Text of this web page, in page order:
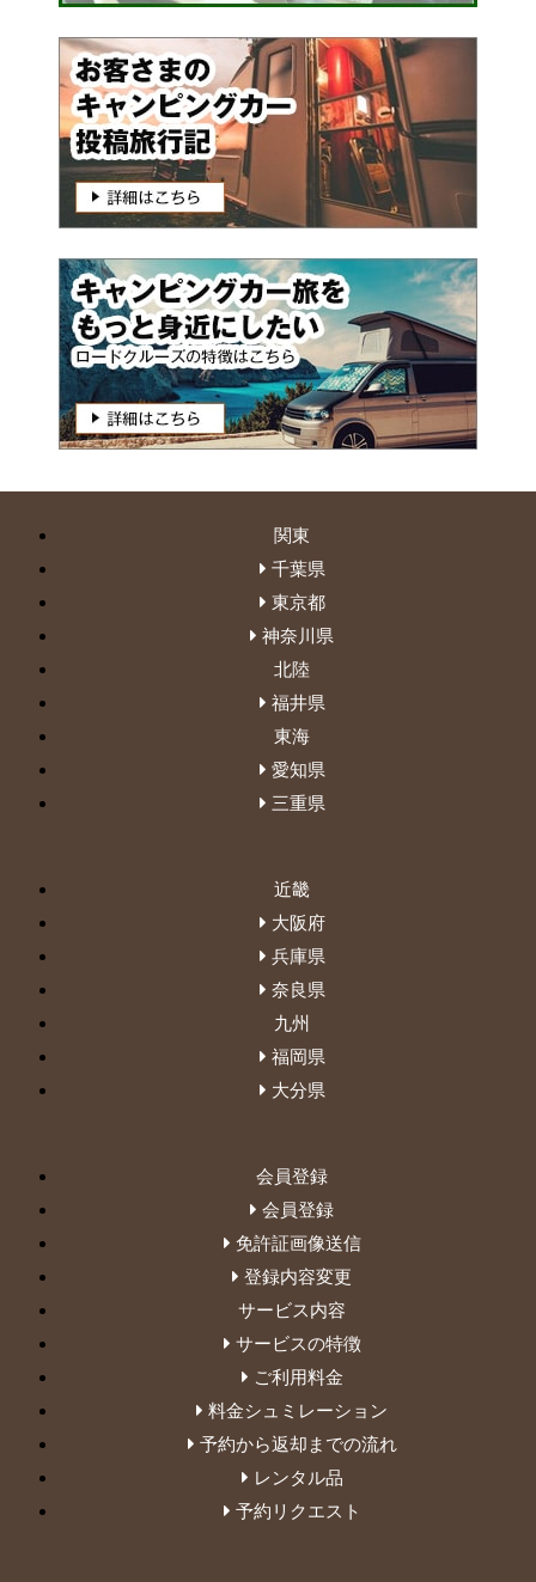
関東
千葉県
東京都
神奈川県
北陸
福井県
東海
愛知県
三重県
近畿
大阪府
兵庫県
奈良県
九州
福岡県
大分県
会員登録
会員登録
免許証画像送信
登録内容変更
サービス内容
サービスの特徴
ご利用料金
料金シュミレーション
予約から返却までの流れ
レンタル品
予約リクエスト